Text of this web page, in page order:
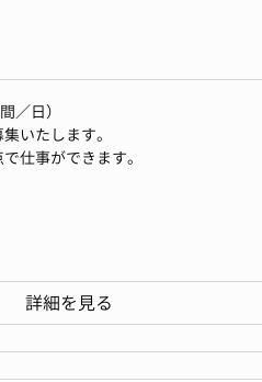
が望ましい
／日）
いたします。
仕事ができます。
ていただく予定です。
詳細を見る